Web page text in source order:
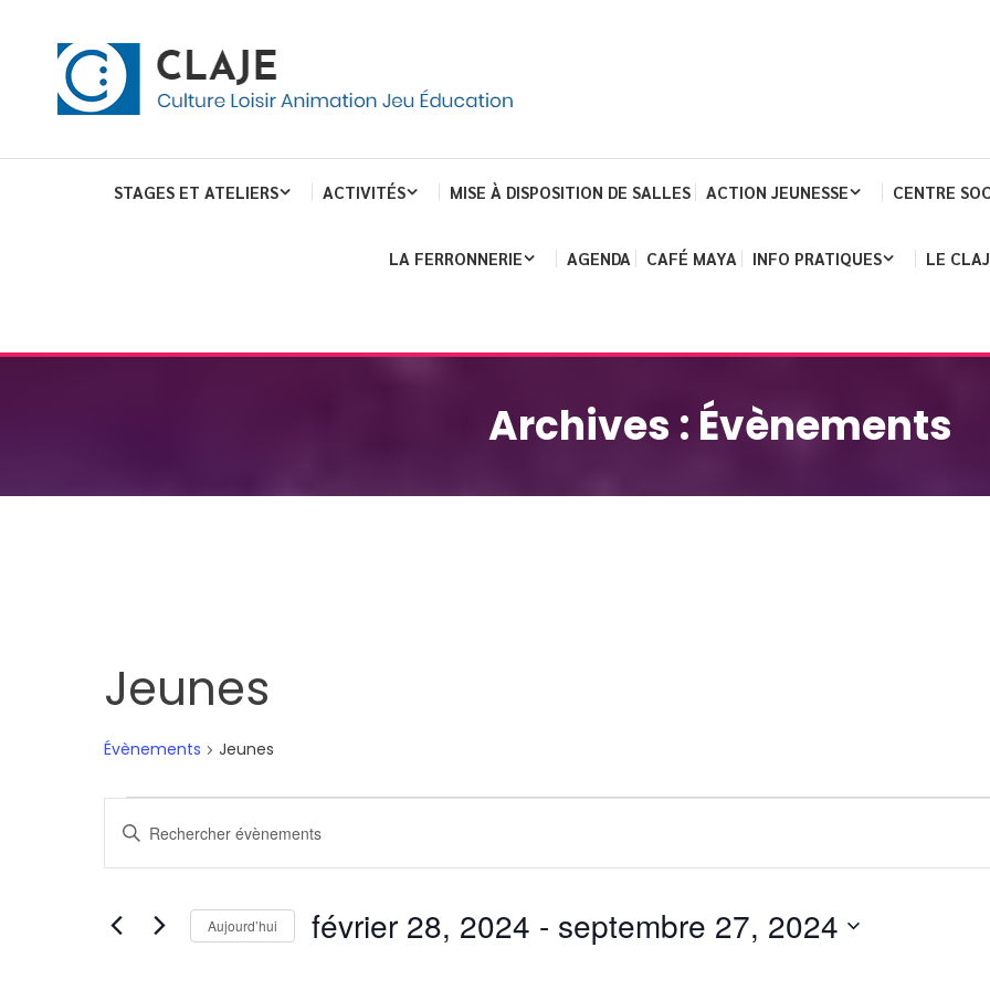
Claje
STAGES ET ATELIERS ACTIVITÉS MISE À DISPOSITION DE SALLES ACTION JEUNESSE CENTRE
LA FERRONNERIE AGENDA CAFÉ MAYA INFO PRATIQUES LE
Archives : Évènements
Jeunes
Évènements Jeunes
Évènements
Recherche
et
navigation
de
Saisir
Rechercher
Évènements
Aujourd’hui février 28, 2024 - septembre 27, 2024